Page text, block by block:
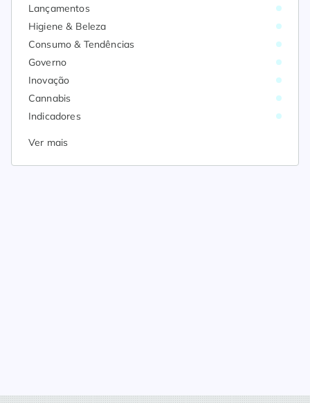
Lançamentos
Higiene & Beleza
Consumo & Tendências
Governo
Inovação
Cannabis
Indicadores
Ver mais